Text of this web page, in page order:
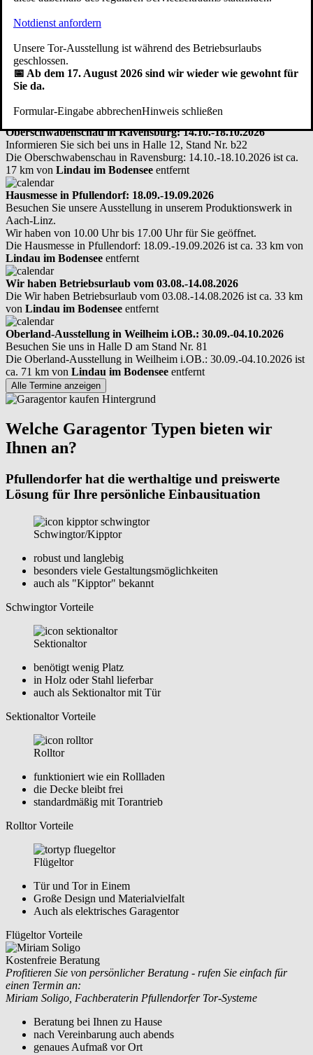
zzgl. eventuell anfallender Kosten für Ausbau und Entsorgung des
Hier kostenfreien Vor-Ort-Termin vereinbaren
Hier treffen Sie uns persönlich: Messen -
Ausstellungen - Infotage
Oberschwabenschau in Ravensburg: 14.10.-18.10.2026
Informieren Sie sich bei uns in Halle 12, Stand Nr. b22
Die Oberschwabenschau in Ravensburg: 14.10.-18.10.2026 ist ca.
17 km von Lindau im Bodensee entfernt
Hausmesse in Pfullendorf: 18.09.-19.09.2026
Besuchen Sie unsere Ausstellung in unserem Produktionswerk in
Aach-Linz.
Wir haben von 10.00 Uhr bis 17.00 Uhr für Sie geöffnet.
Die Hausmesse in Pfullendorf: 18.09.-19.09.2026 ist ca. 33 km von
Lindau im Bodensee entfernt
Wir haben Betriebsurlaub vom 03.08.-14.08.2026
Die Wir haben Betriebsurlaub vom 03.08.-14.08.2026 ist ca. 33 km
von Lindau im Bodensee entfernt
Oberland-Ausstellung in Weilheim i.OB.: 30.09.-04.10.2026
Besuchen Sie uns in Halle D am Stand Nr. 81
Die Oberland-Ausstellung in Weilheim i.OB.: 30.09.-04.10.2026 ist
ca. 71 km von Lindau im Bodensee entfernt
Alle Termine anzeigen
Welche Garagentor Typen bieten wir
Ihnen an?
Pfullendorfer hat die werthaltige und preiswerte
Lösung für Ihre persönliche Einbausituation
Schwingtor/Kipptor
robust und langlebig
besonders viele Gestaltungsmöglichkeiten
auch als "Kipptor" bekannt
Schwingtor Vorteile
Sektionaltor
benötigt wenig Platz
in Holz oder Stahl lieferbar
auch als Sektionaltor mit Tür
Sektionaltor Vorteile
Rolltor
funktioniert wie ein Rollladen
die Decke bleibt frei
standardmäßig mit Torantrieb
Rolltor Vorteile
Flügeltor
Tür und Tor in Einem
Große Design und Materialvielfalt
Auch als elektrisches Garagentor
Flügeltor Vorteile
Kostenfreie Beratung
Profitieren Sie von persönlicher Beratung - rufen Sie einfach für
einen Termin an:
Miriam Soligo, Fachberaterin Pfullendorfer Tor-Systeme
Beratung bei Ihnen zu Hause
nach Vereinbarung auch abends
genaues Aufmaß vor Ort
Notdienst anfordern
Unsere Tor-Ausstellung ist während des Betriebsurlaubs
geschlossen.
📅 Ab dem 17. August 2026 sind wir wieder wie gewohnt für
Sie da.
Formular-Eingabe abbrechenHinweis schließen